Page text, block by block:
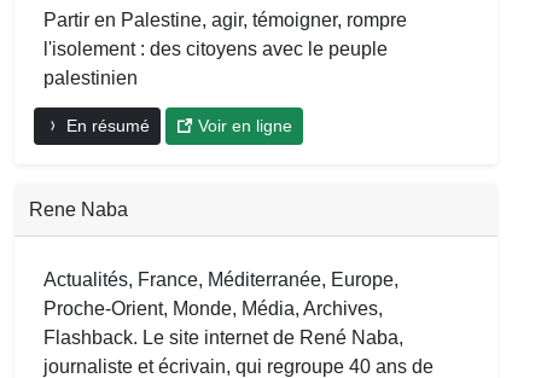
Partir en Palestine, agir, témoigner, rompre
l'isolement : des citoyens avec le peuple
palestinien
En résumé Voir en ligne
Rene Naba
Actualités, France, Méditerranée, Europe,
Proche-Orient, Monde, Média, Archives,
Flashback. Le site internet de René Naba,
journaliste et écrivain, qui regroupe 40 ans de